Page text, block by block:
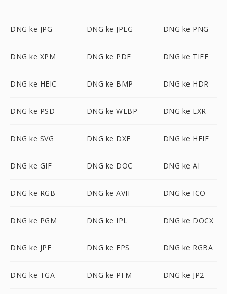
DNG ke JPG DNG ke JPEG DNG ke PNG
DNG ke XPM DNG ke PDF DNG ke TIFF
DNG ke HEIC DNG ke BMP DNG ke HDR
DNG ke PSD DNG ke WEBP DNG ke EXR
DNG ke SVG DNG ke DXF DNG ke HEIF
DNG ke GIF DNG ke DOC DNG ke AI
DNG ke RGB DNG ke AVIF DNG ke ICO
DNG ke PGM DNG ke IPL DNG ke DOCX
DNG ke JPE DNG ke EPS DNG ke RGBA
DNG ke TGA DNG ke PFM DNG ke JP2